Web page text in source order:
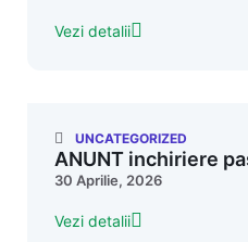
Vezi detalii
UNCATEGORIZED
ANUNT inchiriere
30 Aprilie, 2026
Vezi detalii